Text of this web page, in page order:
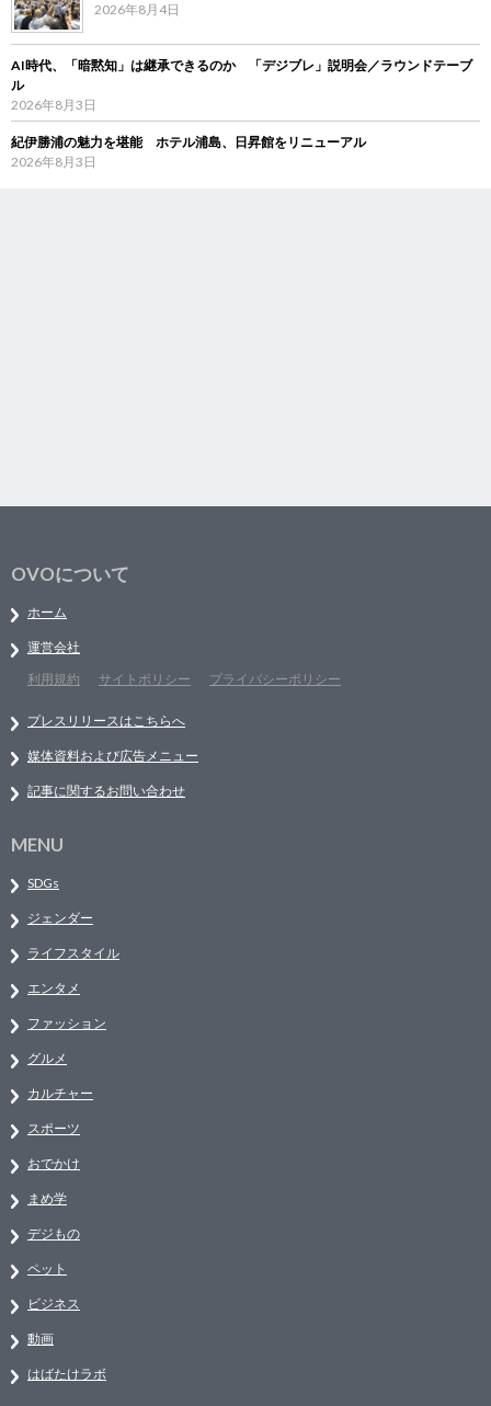
2026年8月4日
AI時代、「暗黙知」は継承できるのか 「デジブレ」説明会／ラウンドテーブ
ル
2026年8月3日
紀伊勝浦の魅力を堪能 ホテル浦島、日昇館をリニューアル
2026年8月3日
OVOについて
ホーム
運営会社
利用規約
サイトポリシー プライバシーポリシー
プレスリリースはこちらへ
媒体資料および広告メニュー
記事に関するお問い合わせ
MENU
SDGs
ジェンダー
ライフスタイル
エンタメ
ファッション
グルメ
カルチャー
スポーツ
おでかけ
まめ学
デジもの
ペット
ビジネス
動画
はばたけラボ